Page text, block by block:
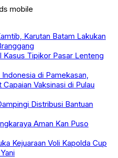
Karutan Batam Lakukan
Kasus Tipikor Pasar Lenteng
di Pamekasan,
Vaksinasi di Pulau
Distribusi Bantuan
Aman Kan Puso
Kejuaraan Voli Kapolda Cup